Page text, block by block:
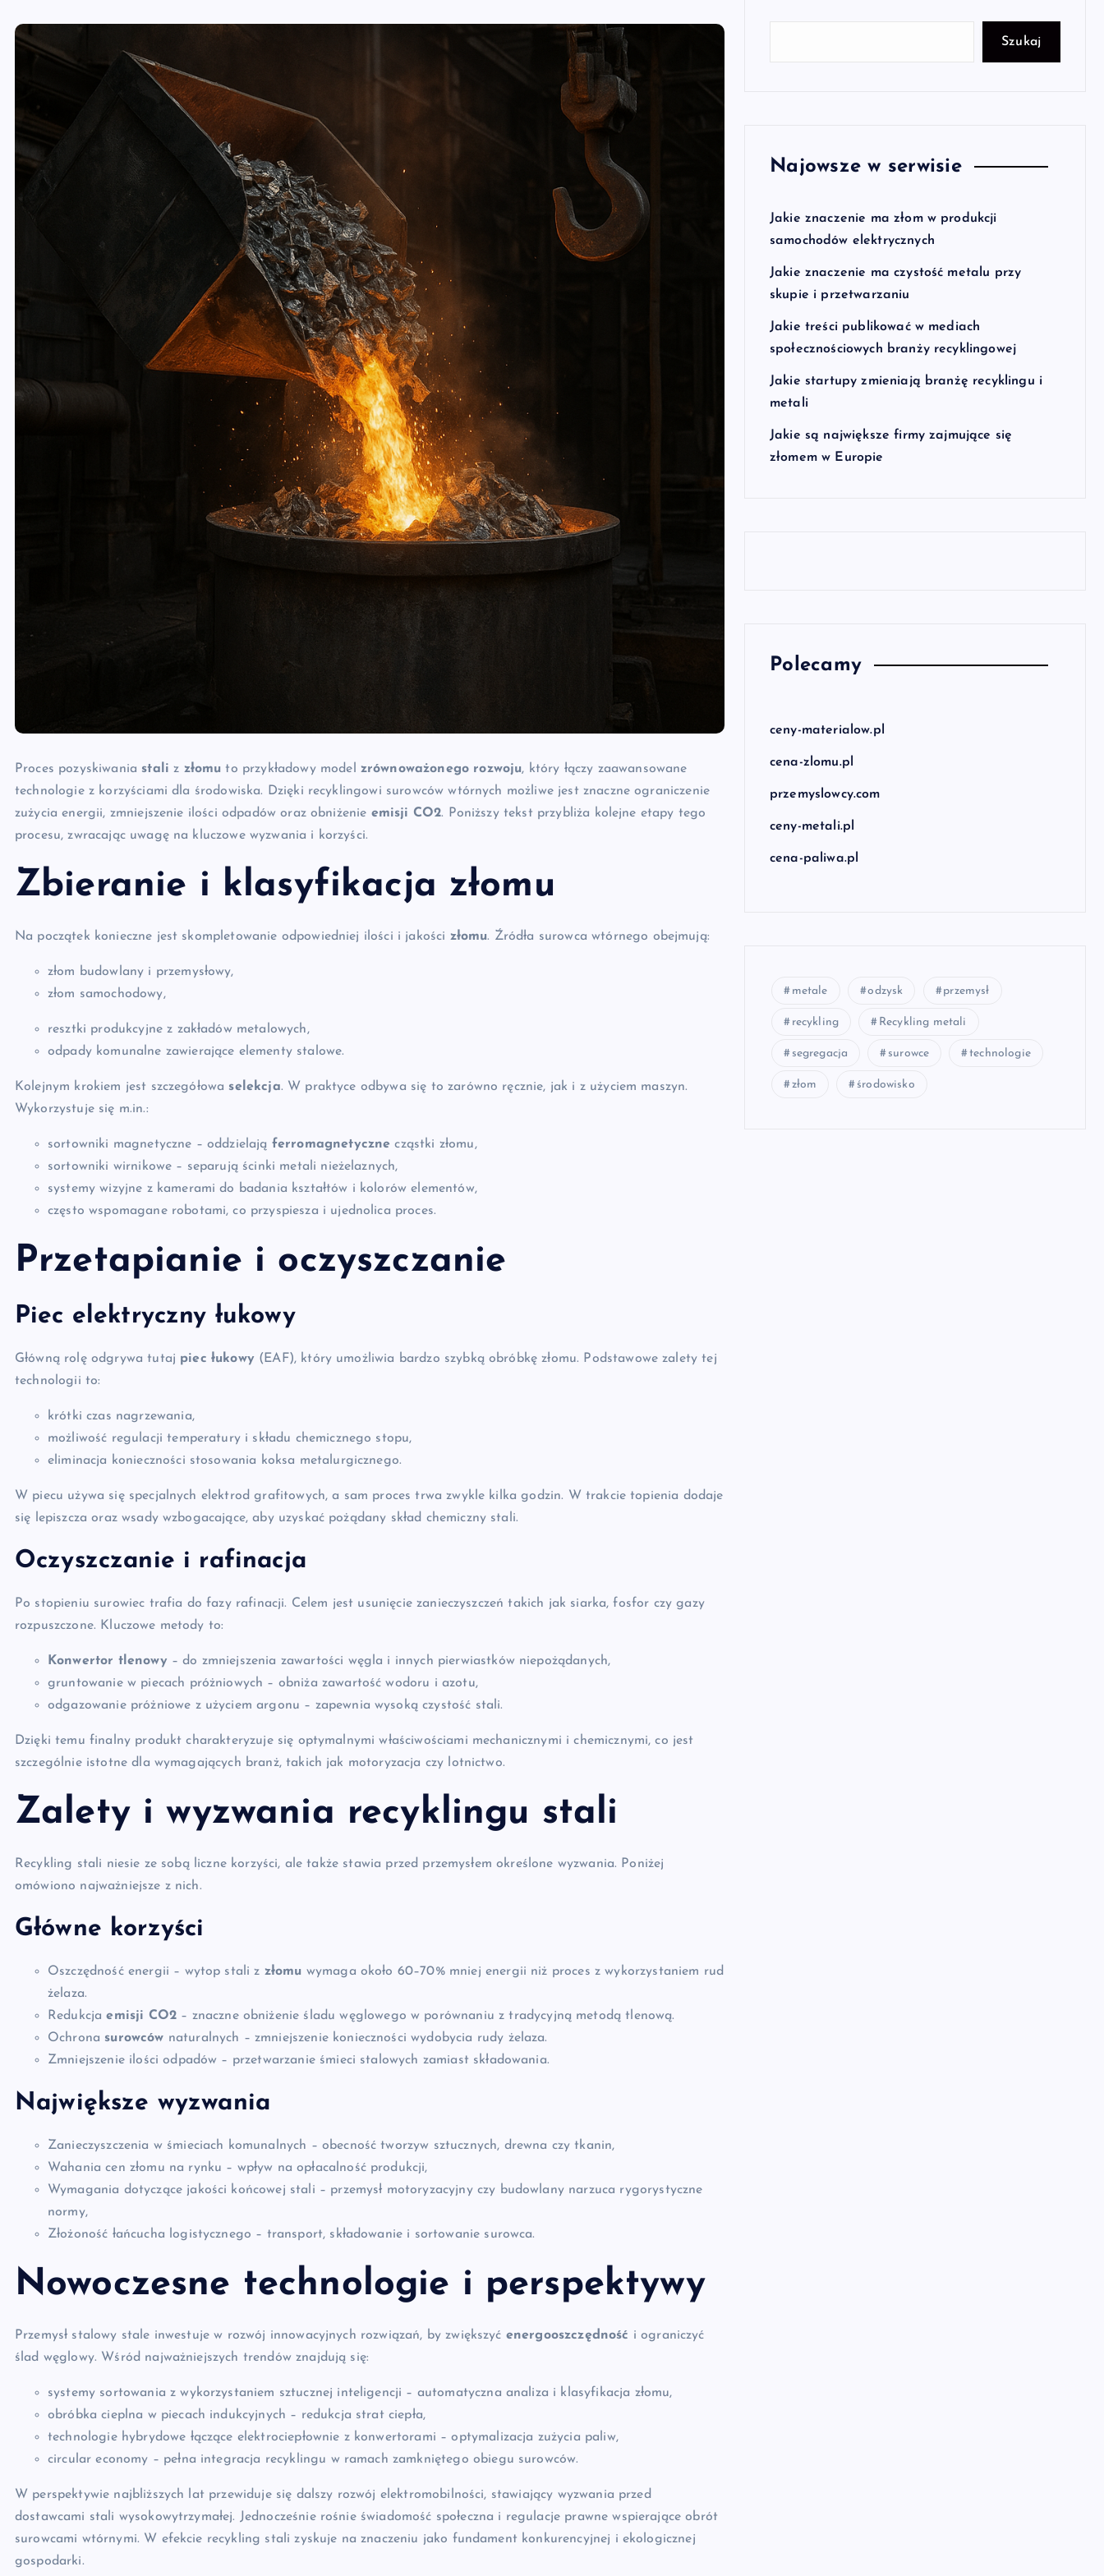
Proces pozyskiwania stali z złomu to przykładowy model zrównoważonego rozwoju, który łączy zaawansowane
technologie z korzyściami dla środowiska. Dzięki recyklingowi surowców wtórnych możliwe jest znaczne ograniczenie
zużycia energii, zmniejszenie ilości odpadów oraz obniżenie emisji CO2. Poniższy tekst przybliża kolejne etapy tego
procesu, zwracając uwagę na kluczowe wyzwania i korzyści.
Zbieranie i klasyfikacja złomu
Na początek konieczne jest skompletowanie odpowiedniej ilości i jakości złomu. Źródła surowca wtórnego obejmują:
złom budowlany i przemysłowy,
złom samochodowy,
resztki produkcyjne z zakładów metalowych,
odpady komunalne zawierające elementy stalowe.
Kolejnym krokiem jest szczegółowa selekcja. W praktyce odbywa się to zarówno ręcznie, jak i z użyciem maszyn.
Wykorzystuje się m.in.:
sortowniki magnetyczne – oddzielają ferromagnetyczne cząstki złomu,
sortowniki wirnikowe – separują ścinki metali nieżelaznych,
systemy wizyjne z kamerami do badania kształtów i kolorów elementów,
często wspomagane robotami, co przyspiesza i ujednolica proces.
Przetapianie i oczyszczanie
Piec elektryczny łukowy
Główną rolę odgrywa tutaj piec łukowy(EAF), który umożliwia bardzo szybką obróbkę złomu. Podstawowe zalety tej
technologii to:
krótki czas nagrzewania,
możliwość regulacji temperatury i składu chemicznego stopu,
eliminacja konieczności stosowania koksa metalurgicznego.
W piecu używa się specjalnych elektrod grafitowych, a sam proces trwa zwykle kilka godzin. W trakcie topienia dodaje
się lepiszcza oraz wsady wzbogacające, aby uzyskać pożądany skład chemiczny stali.
Oczyszczanie i rafinacja
Po stopieniu surowiec trafia do fazy rafinacji. Celem jest usunięcie zanieczyszczeń takich jak siarka, fosfor czy gazy
rozpuszczone. Kluczowe metody to:
Konwertor tlenowy– do zmniejszenia zawartości węgla i innych pierwiastków niepożądanych,
gruntowanie w piecach próżniowych – obniża zawartość wodoru i azotu,
odgazowanie próżniowe z użyciem argonu – zapewnia wysoką czystość stali.
Dzięki temu finalny produkt charakteryzuje się optymalnymi właściwościami mechanicznymi i chemicznymi, co jest
szczególnie istotne dla wymagających branż, takich jak motoryzacja czy lotnictwo.
Zalety i wyzwania recyklingu stali
Recykling stali niesie ze sobą liczne korzyści, ale także stawia przed przemysłem określone wyzwania. Poniżej
omówiono najważniejsze z nich.
Główne korzyści
Oszczędność energii – wytop stali z złomu wymaga około 60–70% mniej energii niż proces z wykorzystaniem rud
żelaza.
Redukcjaemisji CO2 – znaczne obniżenie śladu węglowego w porównaniu z tradycyjną metodą tlenową.
Ochrona surowców naturalnych – zmniejszenie konieczności wydobycia rudy żelaza.
Zmniejszenie ilości odpadów – przetwarzanie śmieci stalowych zamiast składowania.
Największe wyzwania
Zanieczyszczenia w śmieciach komunalnych – obecność tworzyw sztucznych, drewna czy tkanin,
Wahania cen złomu na rynku – wpływ na opłacalność produkcji,
Wymagania dotyczące jakości końcowej stali – przemysł motoryzacyjny czy budowlany narzuca rygorystyczne
normy,
Złożoność łańcucha logistycznego – transport, składowanie i sortowanie surowca.
Nowoczesne technologie i perspektywy
Przemysł stalowy stale inwestuje w rozwój innowacyjnych rozwiązań, by zwiększyć energooszczędność i ograniczyć
ślad węglowy. Wśród najważniejszych trendów znajdują się:
systemy sortowania z wykorzystaniem sztucznej inteligencji – automatyczna analiza i klasyfikacja złomu,
obróbka cieplna w piecach indukcyjnych – redukcja strat ciepła,
technologie hybrydowe łączące elektrociepłownie z konwertorami – optymalizacja zużycia paliw,
circular economy – pełna integracja recyklingu w ramach zamkniętego obiegu surowców.
W perspektywie najbliższych lat przewiduje się dalszy rozwój elektromobilności, stawiający wyzwania przed
dostawcami stali wysokowytrzymałej. Jednocześnie rośnie świadomość społeczna i regulacje prawne wspierające obrót
surowcami wtórnymi. W efekcie recykling stali zyskuje na znaczeniu jako fundament konkurencyjnej i ekologicznej
gospodarki.
Szukaj
Najowsze w serwisie
Jakie znaczenie ma złom w produkcji
samochodów elektrycznych
Jakie znaczenie ma czystość metalu przy
skupie i przetwarzaniu
Jakie treści publikować w mediach
społecznościowych branży recyklingowej
Jakie startupy zmieniają branżę recyklingu i
metali
Jakie są największe firmy zajmujące się
złomem w Europie
Polecamy
ceny-materialow.pl
cena-zlomu.pl
przemyslowcy.com
ceny-metali.pl
cena-paliwa.pl
metale odzysk przemysł
recykling Recykling metali
segregacja surowce technologie
złom środowisko